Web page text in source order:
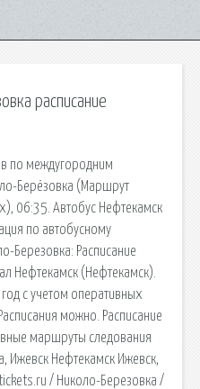
расписание
по междугородним
Берёзовка (Маршрут
06:35. Автобус Нефтекамск
по автобусному
Березовка: Расписание
Нефтекамск (Нефтекамск).
с учетом оперативных
можно. Расписание
маршруты следования
Ижевск Нефтекамск Ижевск,
/ Николо-Березовка /